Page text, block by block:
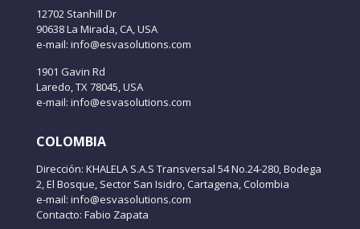
12702 Stanhill Dr
90638 La Mirada, CA, USA
e-mail: info@esvasolutions.com
1901 Gavin Rd
Laredo, TX 78045, USA
e-mail: info@esvasolutions.com
COLOMBIA
Dirección: KHALELA S.A.S Transversal 54 No.24-280, Bodega
2, El Bosque, Sector San Isidro, Cartagena, Colombia
e-mail: info@esvasolutions.com
Contacto: Fabio Zapata